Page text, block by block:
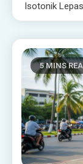
Isotonik
5 MINS